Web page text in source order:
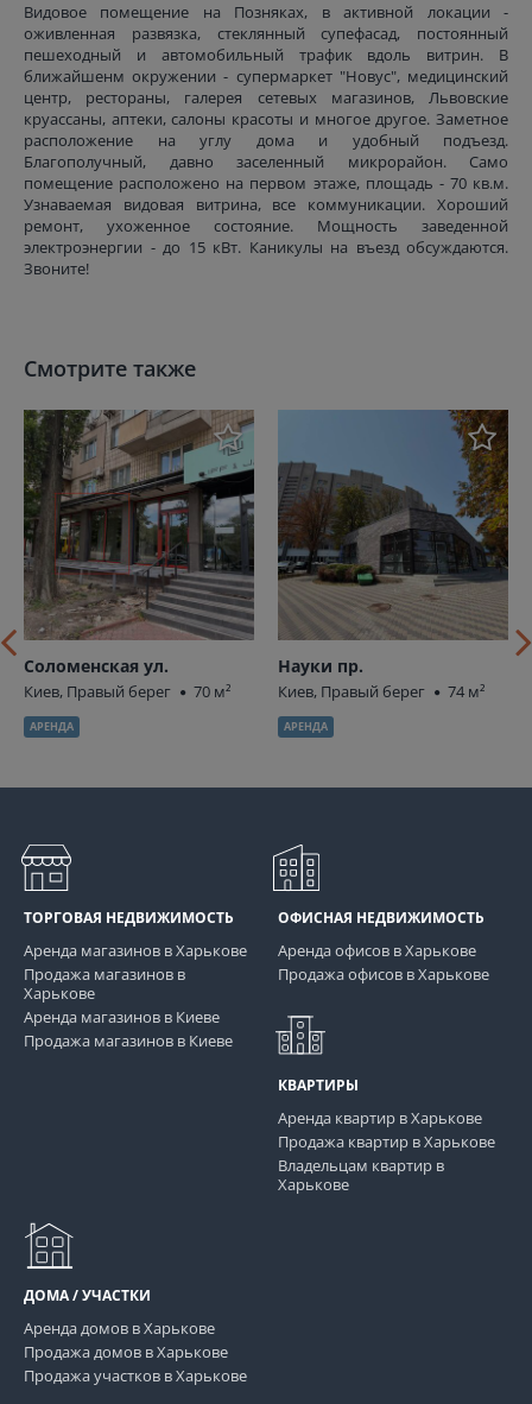
Видовое помещение на Позняках, в активной локации -
оживленная развязка, стеклянный супефасад, постоянный
пешеходный и автомобильный трафик вдоль витрин. В
ближайшенм окружении - супермаркет "Новус", медицинский
центр, рестораны, галерея сетевых магазинов, Львовские
круассаны, аптеки, салоны красоты и многое другое. Заметное
расположение на углу дома и удобный подъезд.
Благополучный, давно заселенный микрорайон. Само
помещение расположено на первом этаже, площадь - 70 кв.м.
Узнаваемая видовая витрина, все коммуникации. Хороший
ремонт, ухоженное состояние. Мощность заведенной
электроэнергии - до 15 кВт. Каникулы на въезд обсуждаются.
Звоните!
Смотрите также
Соломенская ул.
Киев, Правый берег 70 м²
АРЕНДА
Науки пр.
Киев, Правый берег 74 м²
АРЕНДА
ТОРГОВАЯ НЕДВИЖИМОСТЬ
Аренда магазинов в Харькове
Продажа магазинов в
Харькове
Аренда магазинов в Киеве
Продажа магазинов в Киеве
ОФИСНАЯ НЕДВИЖИМОСТЬ
Аренда офисов в Харькове
Продажа офисов в Харькове
КВАРТИРЫ
Аренда квартир в Харькове
Продажа квартир в Харькове
Владельцам квартир в
Харькове
ДОМА / УЧАСТКИ
Аренда домов в Харькове
Продажа домов в Харькове
Продажа участков в Харькове